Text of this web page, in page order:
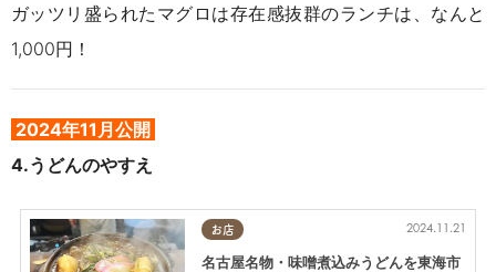
ガッツリ盛られたマグロは存在感抜群のランチは、なんと
1,000円！
2024年11月公開
4.うどんのやすえ
お店 2024.11.21
名古屋名物・味噌煮込みうどんを東海市